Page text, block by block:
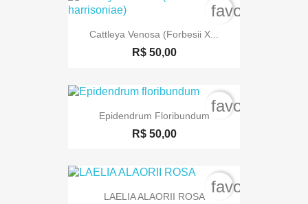
Cattleya Venosa (forbesii X...
R$ 50,00
Epidendrum Floribundum
R$ 50,00
LAELIA ALAORII ROSA